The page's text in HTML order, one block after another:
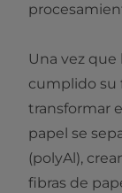
Una vez que
cumplido su
transformar
papel se
(polyAl),
fibras de